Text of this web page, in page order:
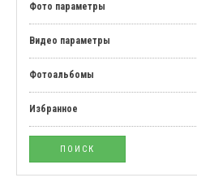
Фото параметры
Видео параметры
Фотоальбомы
Избранное